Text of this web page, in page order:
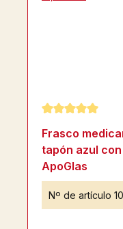
Calificación
Frasco
tapón azul
ApoGlas
Nº de artículo